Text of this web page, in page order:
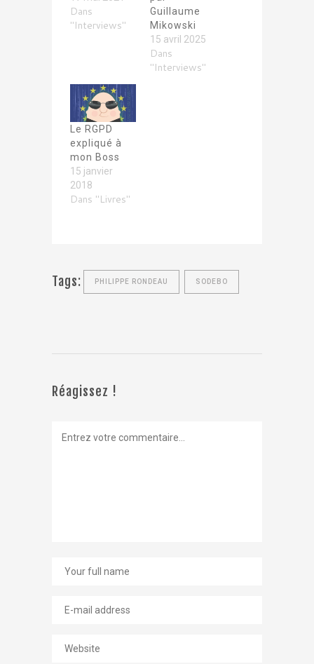
Dans
"Interviews"
Guillaume
Mikowski
15 avril 2025
Dans
"Interviews"
Le RGPD
expliqué à
mon Boss
15 janvier
2018
Dans "Livres"
Tags: PHILIPPE RONDEAU SODEBO
Réagissez !